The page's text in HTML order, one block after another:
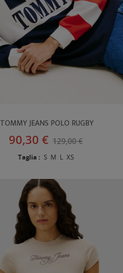
TOMMY JEANS POLO RUGBY
90,30 € 129,00 €
Taglia : S M L XS